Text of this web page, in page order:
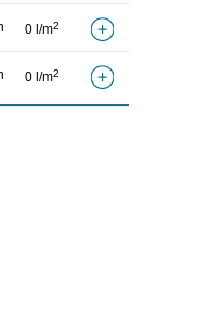
0 l/m2
0 l/m2